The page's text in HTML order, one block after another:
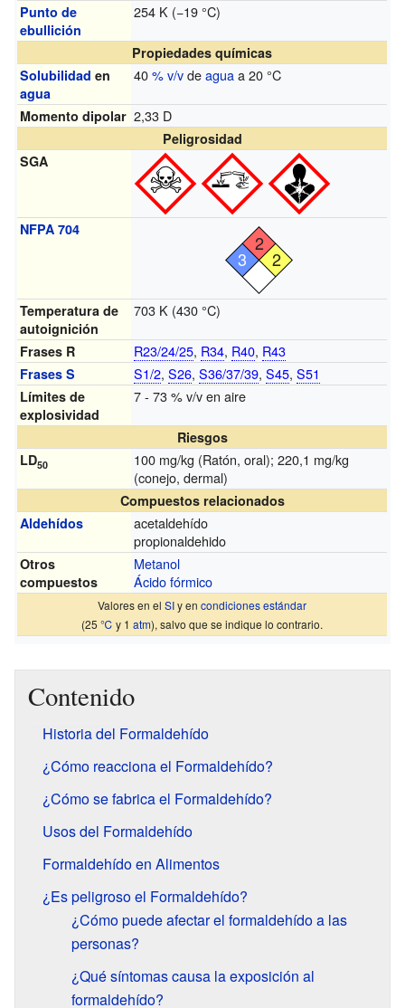
Punto de
ebullición
254 K (−19 °C)
Propiedades químicas
Solubilidad en
agua
40% v/vdeaguaa 20 °C
Momento dipolar 2,33 D
Peligrosidad
SGA
NFPA 704
2
3 2
Temperatura de
autoignición
703 K (430 °C)
Frases R R23/24/25, R34, R40, R43
Frases S S1/2,S26,S36/37/39,S45,S51
Límites de
explosividad
7 - 73 % v/v en aire
Riesgos
LD50
100 mg/kg (Ratón, oral); 220,1 mg/kg
(conejo, dermal)
Compuestos relacionados
Aldehídos
acetaldehído
propionaldehido
Otros
compuestos
Metanol
Ácido fórmico
Valores en elSIy encondiciones estándar
(25℃ y 1atm), salvo que se indique lo contrario.
Contenido
Historia del Formaldehído
¿Cómo reacciona el Formaldehído?
¿Cómo se fabrica el Formaldehído?
Usos del Formaldehído
Formaldehído en Alimentos
¿Es peligroso el Formaldehído?
¿Cómo puede afectar el formaldehído a las
personas?
¿Qué síntomas causa la exposición al
formaldehído?